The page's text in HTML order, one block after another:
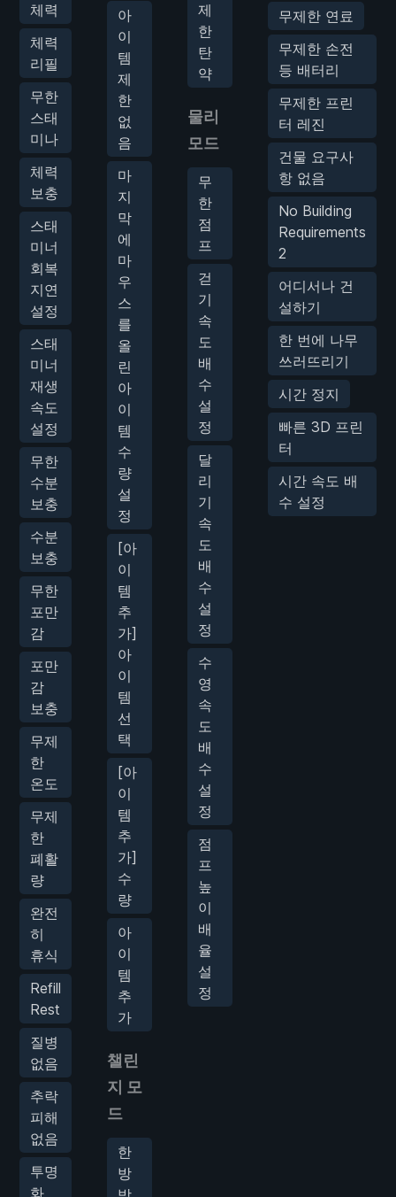
체력
체력
리필
무한
스태
미나
체력
보충
스태
미너
회복
지연
설정
스태
미너
재생
속도
설정
무한
수분
보충
수분
보충
무한
포만
감
포만
감
보충
무제
한
온도
무제
한
폐활
량
완전
히
휴식
Refill
Rest
질병
없음
추락
피해
없음
투명
화
아
이
템
제
한
없
음
마
지
막
에
마
우
스
를
올
린
아
이
템
수
량
설
정
[아
이
템
추
가]
아
이
템
선
택
[아
이
템
추
가]
수
량
아
이
템
추
가
챌린
지 모
드
한
방
제
한
탄
약
물리
모드
무
한
점
프
걷
기
속
도
배
수
설
정
달
리
기
속
도
배
수
설
정
수
영
속
도
배
수
설
정
점
프
높
이
배
율
설
정
무제한 연료
무제한 손전
등 배터리
무제한 프린
터 레진
건물 요구사
항 없음
No Building
Requirements
2
어디서나 건
설하기
한 번에 나무
쓰러뜨리기
시간 정지
빠른 3D 프린
터
시간 속도 배
수 설정